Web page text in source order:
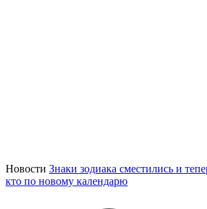
Новости Знаки зодиака сместились и
кто по новому календарю